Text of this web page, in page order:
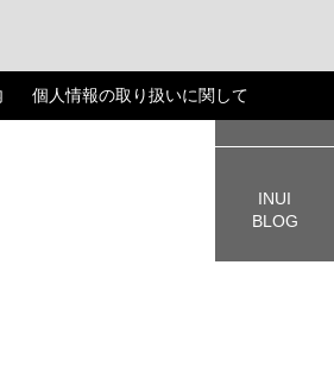
INUI
BLOG
個人情報の取り扱いに関して